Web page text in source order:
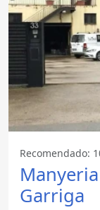
Recomendado:
Garriga